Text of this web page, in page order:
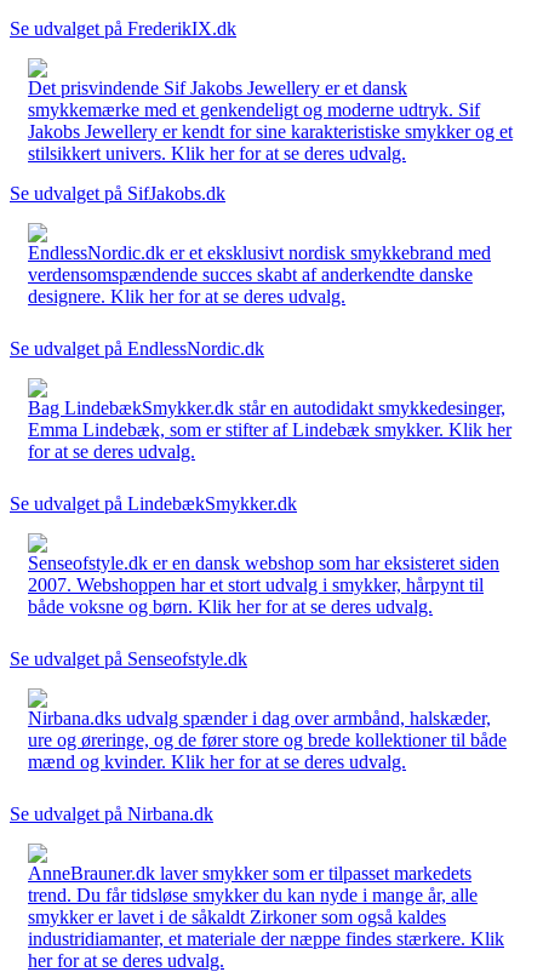
Se udvalget på FrederikIX.dk
Det prisvindende Sif Jakobs Jewellery er et dansk
smykkemærke med et genkendeligt og moderne udtryk. Sif
Jakobs Jewellery er kendt for sine karakteristiske smykker og et
stilsikkert univers. Klik her for at se deres udvalg.
Se udvalget på SifJakobs.dk
EndlessNordic.dk er et eksklusivt nordisk smykkebrand med
verdensomspændende succes skabt af anderkendte danske
designere. Klik her for at se deres udvalg.
Se udvalget på EndlessNordic.dk
Bag LindebækSmykker.dk står en autodidakt smykkedesinger,
Emma Lindebæk, som er stifter af Lindebæk smykker. Klik her
for at se deres udvalg.
Se udvalget på LindebækSmykker.dk
Senseofstyle.dk er en dansk webshop som har eksisteret siden
2007. Webshoppen har et stort udvalg i smykker, hårpynt til
både voksne og børn. Klik her for at se deres udvalg.
Se udvalget på Senseofstyle.dk
Nirbana.dks udvalg spænder i dag over armbånd, halskæder,
ure og øreringe, og de fører store og brede kollektioner til både
mænd og kvinder. Klik her for at se deres udvalg.
Se udvalget på Nirbana.dk
AnneBrauner.dk laver smykker som er tilpasset markedets
trend. Du får tidsløse smykker du kan nyde i mange år, alle
smykker er lavet i de såkaldt Zirkoner som også kaldes
industridiamanter, et materiale der næppe findes stærkere. Klik
her for at se deres udvalg.